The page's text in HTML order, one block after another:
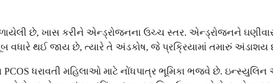
છે, ખાસ કરીને એન્ડ્રોજનના ઉચ્ચ સ્તર. એન્ડ્રોજનને
થઈ જાય છે, ત્યારે તે અંડકોષ, જે પ્રક્રિયામાં તમારું અંડાશય
ધરાવતી મહિલાઓ માટે નોંધપાત્ર ભૂમિકા ભજવે છે. ઇન્સ્યુલિન એ